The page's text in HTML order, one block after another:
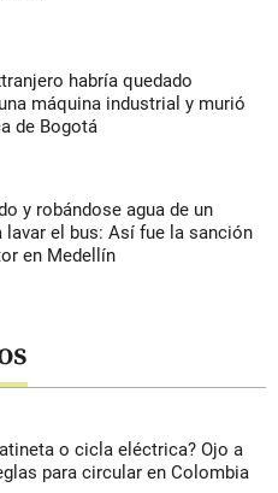
habría quedado
máquina industrial y murió
de Bogotá
y robándose agua de un
lavar el bus: Así fue la sanción
en Medellín
o cicla eléctrica? Ojo a
para circular en Colombia